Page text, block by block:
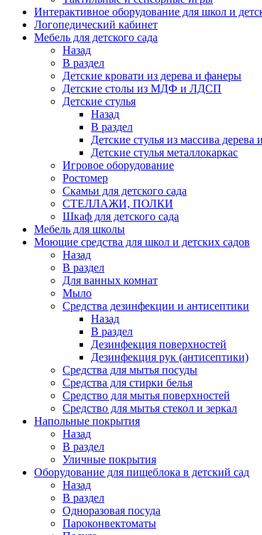
Интерактивное оборудование для школ и
Логопедический кабинет
Мебель для детского сада
Назад
В раздел
Детские кровати из дерева и фанеры
Детские столы из МДФ и ЛДСП
Детские стулья
Назад
В раздел
Детские стулья из массива дерева
Детские стулья металлокаркас
Игровое оборудование
Ростомер
Скамьи для детского сада
СТЕЛЛАЖИ, ПОЛКИ
Шкаф для детского сада
Мебель для школы
Моющие средства для школ и детских садов
Назад
В раздел
Для ванных комнат
Мыло
Средства дезинфекции и антисептики
Назад
В раздел
Дезинфекция поверхностей
Дезинфекция рук (антисептики)
Средства для мытья посуды
Средства для стирки белья
Средство для мытья поверхностей
Средство для мытья стекол и зеркал
Напольные покрытия
Назад
В раздел
Уличные покрытия
Оборудование для пищеблока в детский сад
Назад
В раздел
Одноразовая посуда
Пароконвектоматы